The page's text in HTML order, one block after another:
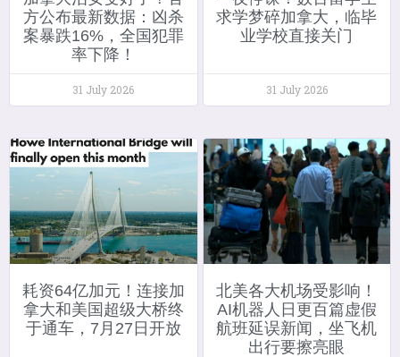
方公布最新数据：凶杀
案暴跌16%，全国犯罪
率下降！
31 July 2026
求学梦碎加拿大，临毕
业学校直接关门
31 July 2026
耗资64亿加元！连接加
拿大和美国超级大桥终
于通车，7月27日开放
北美各大机场受影响！
AI机器人日更百篇虚假
航班延误新闻，坐飞机
出行要擦亮眼